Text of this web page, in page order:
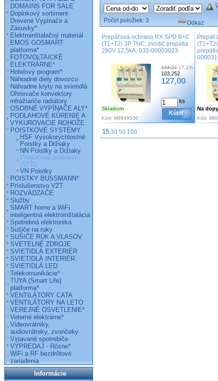
Počet položiek: 3 Odkaz
Prepäťová ochrana RX SPD B+C
(T1+T2) 3P TNC, zvodič prepätia
280V 12,5kA, 033-00003023
153,21 17,1%
103,252
127,00
ks
Kúpiť
Skladom
Kód: M9949500
Na
Kód:
15 30 50 100
DOMAINS FOR SALE
Doplnkový sortiment
Drevené Vypínače a
Zásuvky*
Elektroinštalačný materiál
EMOS GOSMART
platforma*
FOTOVOLTAICKÉ
ELEKTRÁRNE*
Hotelový program*
Náhradné diely dovozcu
Náhradne kryty na svietidlá
Ohrievače konvektory
infražiariče radiátory
OSOBNÉ VYPÍNAČE ALY*
PODLAHOVÉ KÚRENIE A
VYKUROVACIE ROHOŽE
POISTKOVÉ SYSTÉMY
HSF Vysokorýchlostné
Poistky a Držiaky
NN Poistky a Držiaky
Prepäťové ochrany
(SPD)
VN Poistky
POISTKY BUSSMANN*
Príslušenstvo VZT
ROZVÁDZAČE
Služby
SMART home a WiFi
inteligentná elektroinštalácia
Spotrebná elektronika
Sušiče na ruky
SUŠIČE RÚK A VLASOV
SVETELNÉ ZDROJE
SVIETIDLÁ EXTERIÉR
SVIETIDLÁ INTERIÉR
SVIETIDLÁ LED
Telekomunikácie*
TUYA (Smart Life)
platforma*
VENTILÁTORY CATA
VENTILÁTORY NA LETO
VEREJNÉ OSVETLENIE*
Veterné elektrárne*
Videovrátniky,
audiovrátniky, zvončeky
Vstavané spotrebiče
VÝPREDAJ - Rôzne*
WiFi a RF bezdrôtové
zariadenia
Informácie